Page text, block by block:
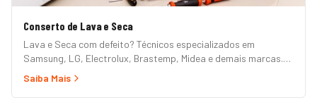
Conserto de Lava e Seca
Lava e Seca com defeito? Técnicos especializados em
Samsung, LG, Electrolux, Brastemp, Midea e demais marcas.
Erros de painel, não centrifuga, não seca, vazamento e mais.
Saiba Mais